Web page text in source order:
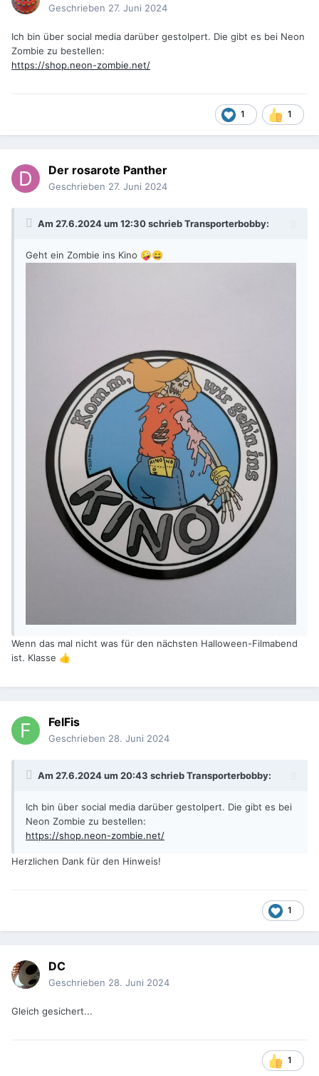
Geschrieben 27. Juni 2024
Ich bin über social media darüber gestolpert. Die gibt es bei Neon
Zombie zu bestellen:
https://shop.neon-zombie.net/
1 1
Der rosarote Panther
Geschrieben 27. Juni 2024
Am 27.6.2024 um 12:30 schriebTransporterbobby:
Geht ein Zombie ins Kino 🤪😄
Wenn das mal nicht was für den nächsten Halloween-Filmabend
ist. Klasse 👍
FelFis
Geschrieben 28. Juni 2024
Am 27.6.2024 um 20:43 schriebTransporterbobby:
Ich bin über social media darüber gestolpert. Die gibt es bei
Neon Zombie zu bestellen:
https://shop.neon-zombie.net/
Herzlichen Dank für den Hinweis!
1
DC
Geschrieben 28. Juni 2024
Gleich gesichert...
1